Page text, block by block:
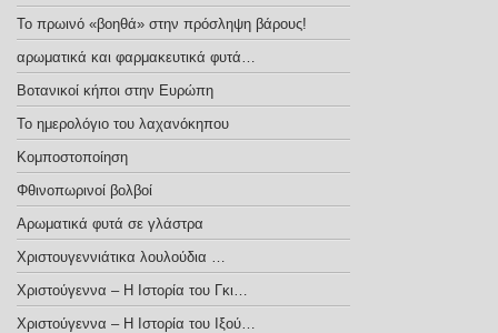
Το πρωινό «βοηθά» στην πρόσληψη βάρους!
αρωματικά και φαρμακευτικά φυτά…
Βοτανικοί κήποι στην Ευρώπη
Το ημερολόγιο του λαχανόκηπου
Κομποστοποίηση
Φθινοπωρινοί βολβοί
Αρωματικά φυτά σε γλάστρα
Χριστουγεννιάτικα λουλούδια …
Χριστούγεννα – H Iστορία του Γκι…
Χριστούγεννα – Η Ιστορία του Ιξού…